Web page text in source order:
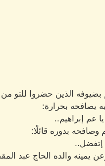
الذين حضروا للتو
يصافحه بحرارة:
عم إبراهيم..
وصافحه بدوره قائلًا:
إتفضل..
يمينه والده الحاج عبد